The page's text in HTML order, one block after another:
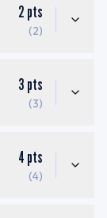
2 pts
(2)
3 pts
(3)
4 pts
(4)